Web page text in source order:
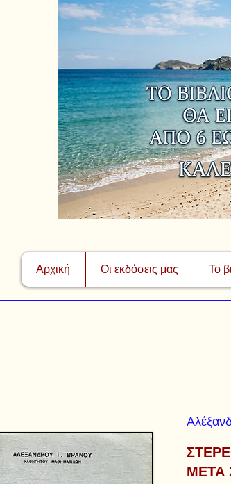
Αρχική Οι εκδόσεις μας Το
ΜΕΤΑ